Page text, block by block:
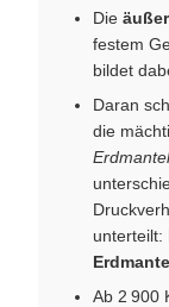
Die
festem
bildet
Daran
die
Erdmantel
unterteilt:
Ab 2 900